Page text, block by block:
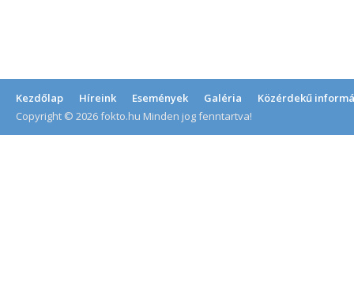
Kezdőlap Híreink Események Galéria
Közérdekű
Copyright © 2026 fokto.hu Minden jog fenntartva!